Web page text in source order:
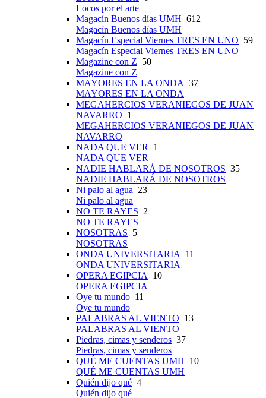
Locos por el arte
Magacín Buenos días UMH 612
Magacín Buenos días UMH
Magacín Especial Viernes TRES EN UNO 59
Magacín Especial Viernes TRES EN UNO
Magazine con Z 50
Magazine con Z
MAYORES EN LA ONDA 37
MAYORES EN LA ONDA
MEGAHERCIOS VERANIEGOS DE JUAN
NAVARRO 1
MEGAHERCIOS VERANIEGOS DE JUAN
NAVARRO
NADA QUE VER 1
NADA QUE VER
NADIE HABLARÁ DE NOSOTROS 35
NADIE HABLARÁ DE NOSOTROS
Ni palo al agua 23
Ni palo al agua
NO TE RAYES 2
NO TE RAYES
NOSOTRAS 5
NOSOTRAS
ONDA UNIVERSITARIA 11
ONDA UNIVERSITARIA
OPERA EGIPCIA 10
OPERA EGIPCIA
Oye tu mundo 11
Oye tu mundo
PALABRAS AL VIENTO 13
PALABRAS AL VIENTO
Piedras, cimas y senderos 37
Piedras, cimas y senderos
QUÉ ME CUENTAS UMH 10
QUÉ ME CUENTAS UMH
Quién dijo qué 4
Quién dijo qué